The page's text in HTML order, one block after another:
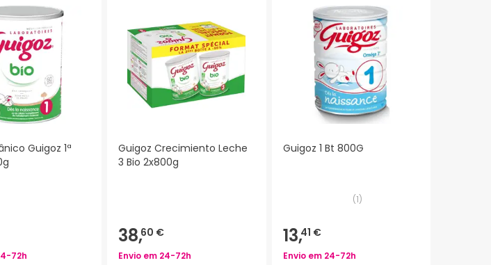
Guigoz 1ª
72h
Guigoz Crecimiento Leche
3 Bio 2x800g
38,60 €
Envio em 24-72h
Guigoz 1 Bt 800G
(1)
13,41 €
Envio em 24-72h